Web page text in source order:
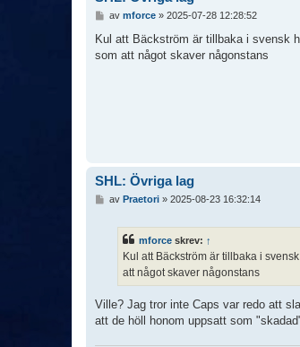
g
av mforce» 2025-07-28 12:28:52
Kul att Bäckström är tillbaka i svensk
som att något skaver någonstans
SHL: Övriga lag
av Praetori» 2025-08-23 16:32:14
mforce skrev: ↑
Kul att Bäckström är tillbaka i
att något skaver någonstans
Ville? Jag tror inte Caps var redo att
att de höll honom uppsatt som